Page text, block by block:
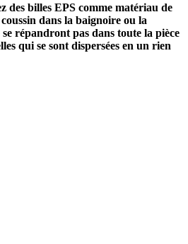
des billes EPS comme matériau de
dans la baignoire ou la
répandront pas dans toute la pièce
qui se sont dispersées en un rien